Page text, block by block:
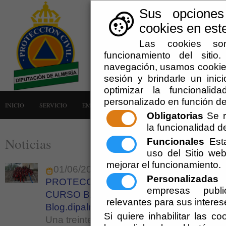
Sus
cookies en
Las cookies
funcionamiento del
navegación, usamos
sesión y brindarle un
optimizar la
personalizado en función
Obligatorias Se
la funcionalidad
Funcionales
uso del Sitio
mejorar el funcionamiento.
Personalizadas
empresas
relevantes para sus
Si quiere inhabilitar las
INICIO SERVICIO EMERGENCIAS LA AGRUPACIÓN AVISOS
Noticias
01/06/2015
PROTECCION CIVIL FORMA A SUS
CURSO BÁSICO DE ACTUACIÓN EN
Blog.dipalme.org
Una treintena de voluntarios han